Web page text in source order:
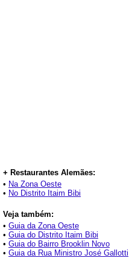
+ Restaurantes Alemães:
• Na Zona Oeste
• No Distrito Itaim Bibi
Veja também:
• Guia da Zona Oeste
• Guia do Distrito Itaim Bibi
• Guia do Bairro Brooklin Novo
• Guia da Rua Ministro José Gallotti